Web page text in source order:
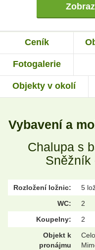
Ceník
Fotogalerie
Objekty v okolí
Vybavení a
Chalupa s
Sněžník
Rozložení ložnic:
5
WC:
2
Koupelny:
2
Objekt k
pronájmu